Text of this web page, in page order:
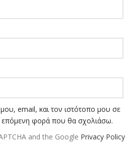
email, και τον ιστότοπο μου σε
επόμενη φορά που θα σχολιάσω.
and the Google Privacy Policy